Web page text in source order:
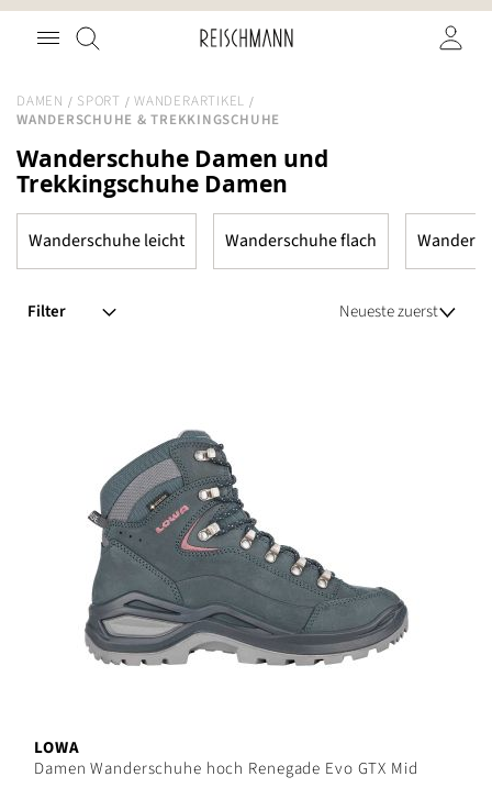
Zum
Inhalt
Suche
DAMEN SPORT
WANDERARTIKEL
WANDERSCHUHE & TREKKINGSCHUHE
Wanderschuhe Damen und
Trekkingschuhe Damen
Wanderschuhe leicht Wanderschuhe flach
LOWA
Damen Wanderschuhe hoch Renegade Evo GTX Mid
Filter